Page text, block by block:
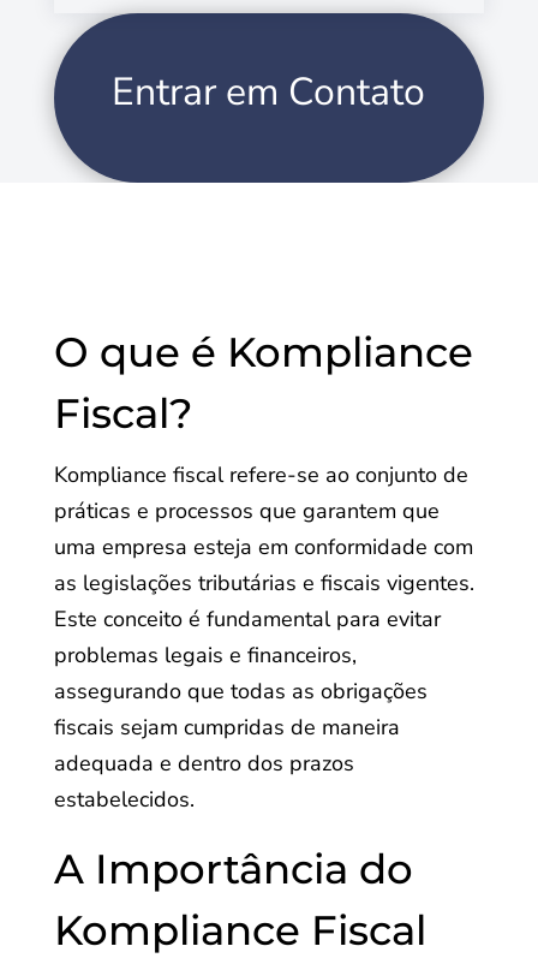
Entrar em Contato
O que é Kompliance
Fiscal?
Kompliance fiscal refere-se ao conjunto de
práticas e processos que garantem que
uma empresa esteja em conformidade com
as legislações tributárias e fiscais vigentes.
Este conceito é fundamental para evitar
problemas legais e financeiros,
assegurando que todas as obrigações
fiscais sejam cumpridas de maneira
adequada e dentro dos prazos
estabelecidos.
A Importância do
Kompliance Fiscal